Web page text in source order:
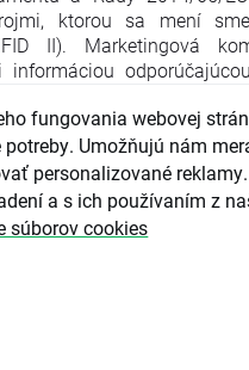
ktorou sa mení
II). Marketingová
informáciou
o zneužívaní trhu
parlamentu a Rady
125/ES a 2004/72/ES a
marca 2016, ktorým sa
(EÚ) č. 596/2014, pokiaľ
opatrenia na
fungovania webovej
Umožňujú nám
personalizované
a s ich používaním z
súborov cookies